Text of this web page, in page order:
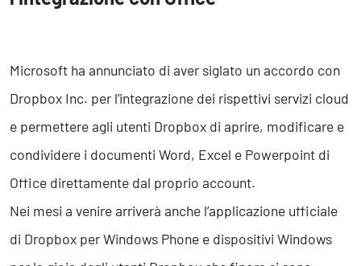
Microsoft ha annunciato di aver siglato un accordo con
Dropbox Inc. per l’integrazione dei rispettivi servizi cloud
e permettere agli utenti Dropbox di aprire, modificare e
condividere i documenti Word, Excel e Powerpoint di
Office direttamente dal proprio account.
Nei mesi a venire arriverà anche l’applicazione ufficiale
di Dropbox per Windows Phone e dispositivi Windows